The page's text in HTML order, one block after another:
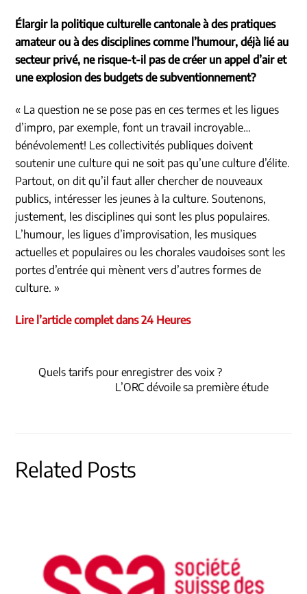
Élargir la politique culturelle cantonale à des pratiques
amateur ou à des disciplines comme l’humour, déjà lié au
secteur privé, ne risque-t-il pas de créer un appel d’air et
une explosion des budgets de subventionnement?
« La question ne se pose pas en ces termes et les ligues
d’impro, par exemple, font un travail incroyable…
bénévolement! Les collectivités publiques doivent
soutenir une culture qui ne soit pas qu’une culture d’élite.
Partout, on dit qu’il faut aller chercher de nouveaux
publics, intéresser les jeunes à la culture. Soutenons,
justement, les disciplines qui sont les plus populaires.
L’humour, les ligues d’improvisation, les musiques
actuelles et populaires ou les chorales vaudoises sont les
portes d’entrée qui mènent vers d’autres formes de
culture. »
Lire l’article complet dans 24 Heures
Quels tarifs pour enregistrer des voix ?
L’ORC dévoile sa première étude
Related Posts